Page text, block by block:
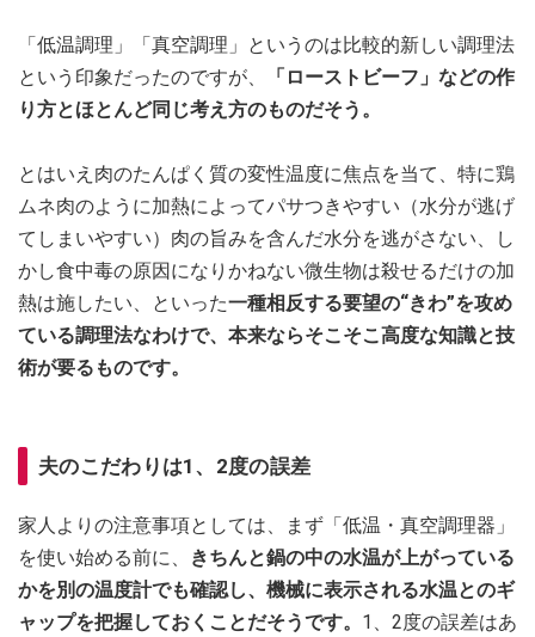
「低温調理」「真空調理」というのは比較的新しい調理法
という印象だったのですが、
「ローストビーフ」などの作
り方とほとんど同じ考え方のものだそう。
とはいえ肉のたんぱく質の変性温度に焦点を当て、特に鶏
ムネ肉のように加熱によってパサつきやすい（水分が逃げ
てしまいやすい）肉の旨みを含んだ水分を逃がさない、し
かし食中毒の原因になりかねない微生物は殺せるだけの加
熱は施したい、といった一種相反する要望の“きわ”を攻め
ている調理法なわけで、本来ならそこそこ高度な知識と技
術が要るものです。
夫のこだわりは1、2度の誤差
家人よりの注意事項としては、まず「低温・真空調理器」
を使い始める前に、
きちんと鍋の中の水温が上がっている
かを別の温度計でも確認し、機械に表示される水温とのギ
ャップを把握しておくことだそうです。 1、2度の誤差はあ